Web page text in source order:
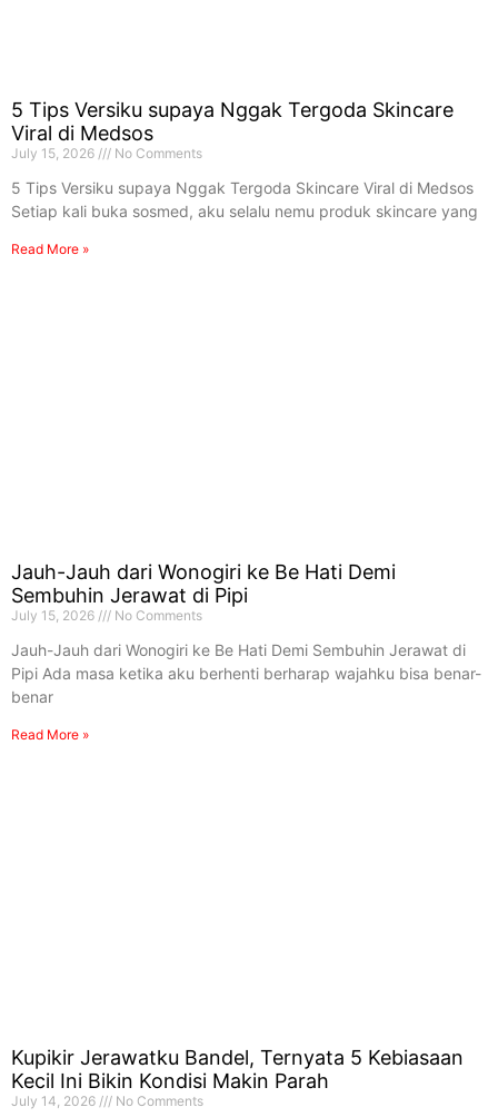
5 Tips Versiku supaya Nggak Tergoda Skincare
Viral di Medsos
July 15, 2026 No Comments
5 Tips Versiku supaya Nggak Tergoda Skincare Viral di Medsos
Setiap kali buka sosmed, aku selalu nemu produk skincare yang
Read More »
Jauh-Jauh dari Wonogiri ke Be Hati Demi
Sembuhin Jerawat di Pipi
July 15, 2026 No Comments
Jauh-Jauh dari Wonogiri ke Be Hati Demi Sembuhin Jerawat di
Pipi Ada masa ketika aku berhenti berharap wajahku bisa benar-
benar
Read More »
Kupikir Jerawatku Bandel, Ternyata 5 Kebiasaan
Kecil Ini Bikin Kondisi Makin Parah
July 14, 2026 No Comments